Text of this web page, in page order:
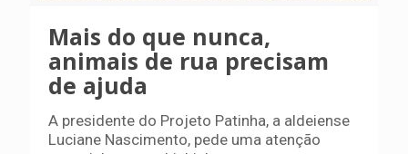
Mais do que nunca,
animais de rua precisam
de ajuda
A presidente do Projeto Patinha, a aldeiense
Luciane Nascimento, pede uma atenção